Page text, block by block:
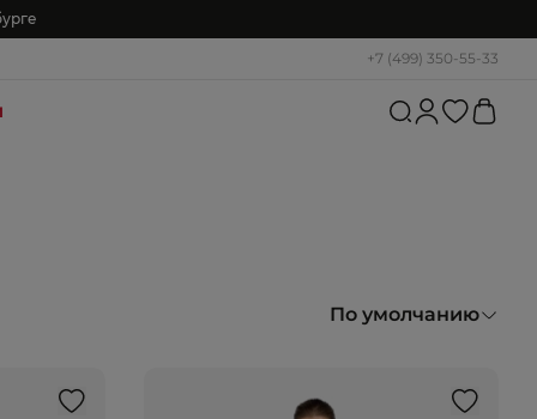
+7 (499) 350-55-33
По умолчанию